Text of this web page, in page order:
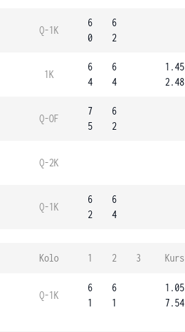
Q-1K
6
0
6
2
1K
6
4
6
4
1.45
2.48
Q-OF
7
5
6
2
Q-2K
Q-1K
6
2
6
4
Kolo 1 2 3 Kurs
Q-1K
6
1
6
1
1.05
7.54